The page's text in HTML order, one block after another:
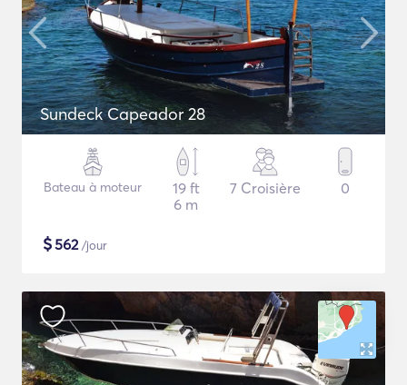
Sundeck Capeador 28
Bateau à moteur
19 ft
6 m
7 Croisière 0
$562/jour